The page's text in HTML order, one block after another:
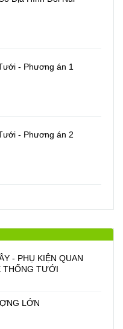
- Phương án 1
- Phương án 2
- PHỤ KIỆN QUAN
THỐNG TƯỚI
LỚN